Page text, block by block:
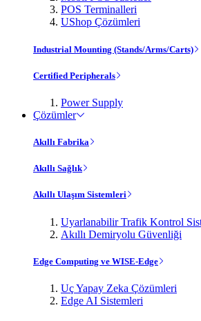
POS Terminalleri
UShop Çözümleri
Industrial Mounting (Stands/Arms/Carts)
Certified Peripherals
Power Supply
Çözümler
Akıllı Fabrika
Akıllı Sağlık
Akıllı Ulaşım Sistemleri
Uyarlanabilir Trafik Kontrol
Akıllı Demiryolu Güvenliği
Edge Computing ve WISE-Edge
Uç Yapay Zeka Çözümleri
Edge AI Sistemleri